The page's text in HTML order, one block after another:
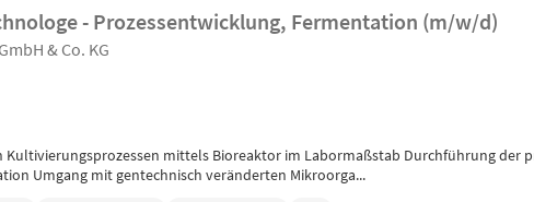
- Prozessentwicklung, Fermentation (m/w/d)
& Co. KG
mittels Bioreaktor im Labormaßstab Durchführung der
Umgang mit gentechnisch veränderten Mikroorga...